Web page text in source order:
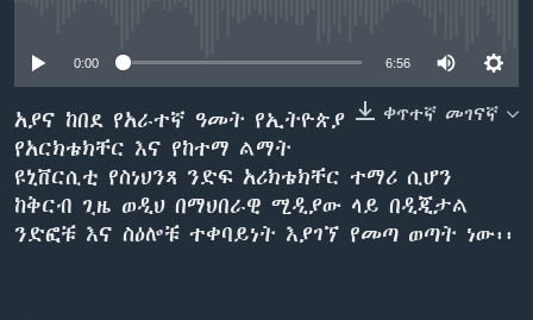
ቋንቋዎች
0:00 6:56
ቀጥተኛ መገናኛ
አያና ከበደ የአራተኛ ዓመት የኢትዮጵያ
የአርክቴክቸር እና የከተማ ልማት
ዩኒቨርሲቲ የስነህንጻ ንድፍ አሪክቴክቸር ተማሪ ሲሆን
ከቅርብ ጊዜ ወዲህ በማህበራዊ ሚዲያው ላይ በዲጂታል
ንድፎቹ እና ስዕሎቹ ተቀባይነት እያገኘ የመጣ ወጣት ነው፡፡